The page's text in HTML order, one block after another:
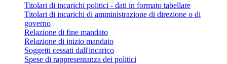
Titolari di incarichi politici - dati in formato tabellare
Titolari di incarichi di amministrazione di direzione o di
governo
Relazione di fine mandato
Relazione di inizio mandato
Soggetti cessati dall'incarico
Spese di rappresentanza dei politici